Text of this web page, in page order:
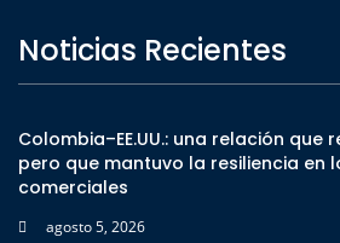
Noticias Recientes
Colombia–EE.UU.: una relación que
pero que mantuvo la resiliencia en
comerciales
agosto 5, 2026